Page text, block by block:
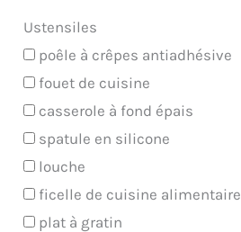
Ustensiles
poêle à crêpes antiadhésive
fouet de cuisine
casserole à fond épais
spatule en silicone
louche
ficelle de cuisine alimentaire
plat à gratin